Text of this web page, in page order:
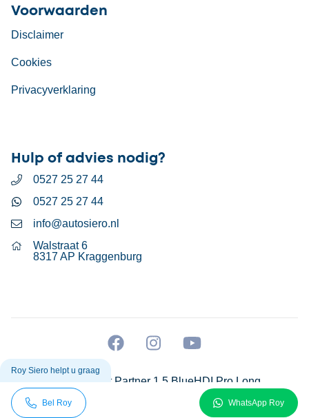
Roy Siero helpt u graag
Bel Roy WhatsApp Roy
Voorwaarden
Disclaimer
Cookies
Privacyverklaring
Hulp of advies nodig?
0527 25 27 44
0527 25 27 44
info@autosiero.nl
Walstraat 6
8317 AP Kraggenburg
Peugeot Partner 1.5 BlueHDI Pro Long